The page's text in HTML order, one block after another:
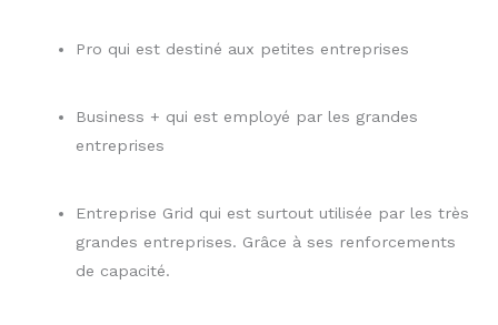
Pro qui est destiné aux petites entreprises
Business + qui est employé par les grandes
entreprises
Entreprise Grid qui est surtout utilisée par les très
grandes entreprises. Grâce à ses renforcements
de capacité.